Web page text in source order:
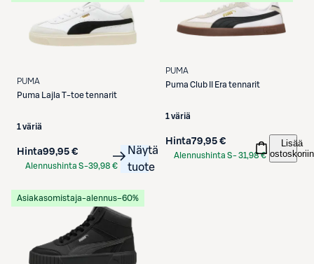
PUMA
Puma
Lajla T-toe tennarit
1 väriä
Hinta99,95 €
Alennushinta S-39,98 €
Näytä
tuote
PUMA
Puma Club II Era tennarit
1 väriä
Hinta79,95 €
Alennushinta S-31,98 €
Lisää
ostoskoriin
Asiakasomistaja-alennus−60%